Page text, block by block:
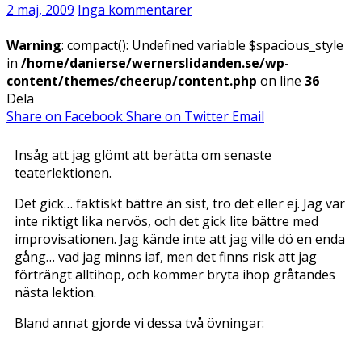
2 maj, 2009 Inga kommentarer
Warning: compact(): Undefined variable $spacious_style
in /home/danierse/wernerslidanden.se/wp-
content/themes/cheerup/content.php on line 36
Dela
Share on FacebookShare on Twitter Email
Insåg att jag glömt att berätta om senaste
teaterlektionen.
Det gick… faktiskt bättre än sist, tro det eller ej. Jag var
inte riktigt lika nervös, och det gick lite bättre med
improvisationen. Jag kände inte att jag ville dö en enda
gång… vad jag minns iaf, men det finns risk att jag
förträngt alltihop, och kommer bryta ihop gråtandes
nästa lektion.
Bland annat gjorde vi dessa två övningar: